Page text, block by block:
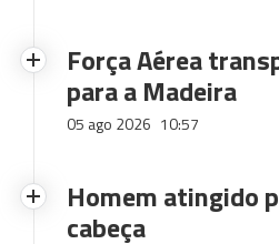
Força Aérea
para a Madeira
05 ago 2026 10:57
Homem atingido
cabeça